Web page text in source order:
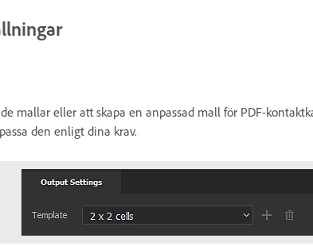
mallar eller att skapa en anpassad mall för PDF-
den enligt dina krav.